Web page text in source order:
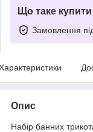
Що таке
Замовлення
Опис
Набір банних